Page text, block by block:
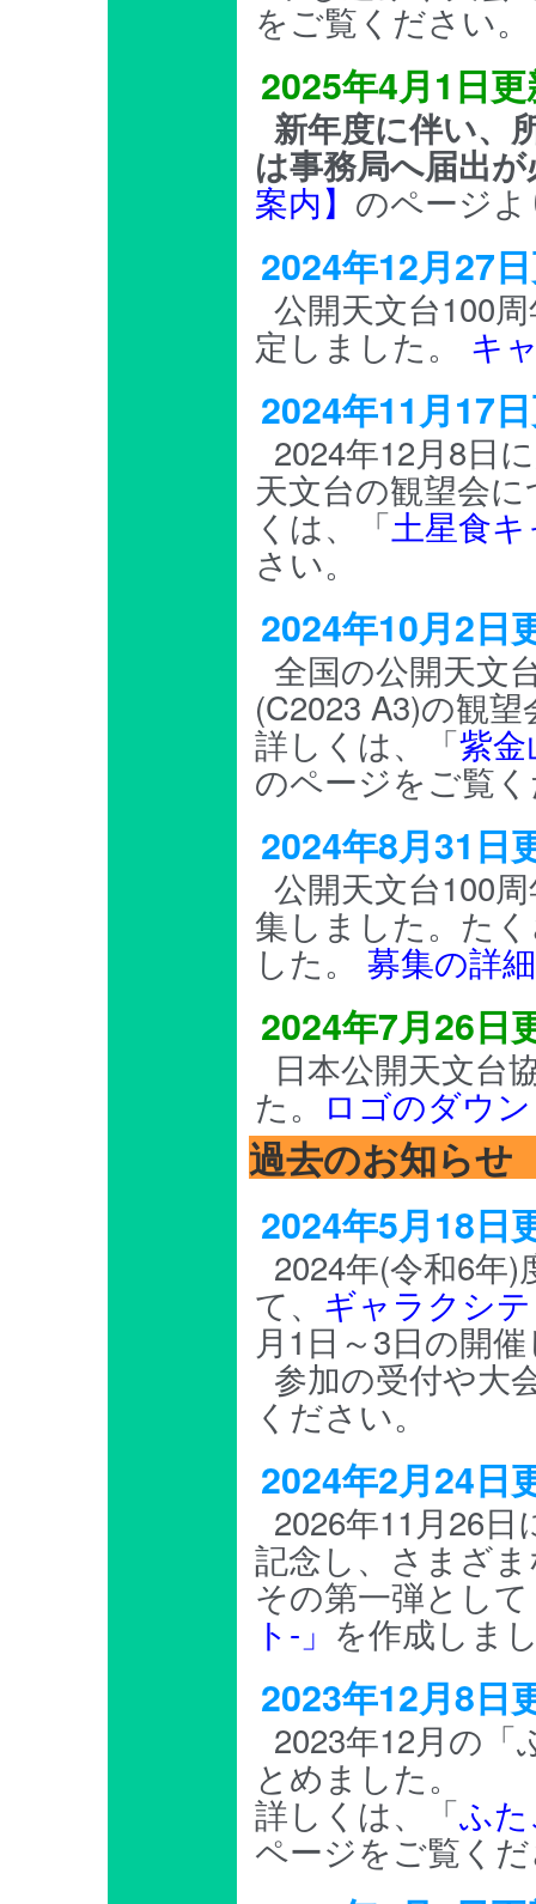
をご覧ください。
2025年4月1日
新年度に伴い、
は事務局へ届出
案内】 のページ
2024年12月27
公開天文台100
定しました。 キ
2024年11月17
2024年12月8日
天文台の観望会
くは、「土星食
さい。
2024年10月2日
全国の公開天文
(C2023 A3)の観
詳しくは、「紫
のページをご覧
2024年8月31日
公開天文台100
集しました。た
した。 募集の詳
2024年7月26日
日本公開天文台
た。 ロゴのダウ
過去のお知らせ
2024年5月18日
2024年(令和6年
て、 ギャラクシ
月1日～3日の開
参加の受付や大
ください。
2024年2月24日
2026年11月26
記念し、さまざ
その第一弾として
ト-」 を作成しま
2023年12月8日
2023年12月の
とめました。
詳しくは、「ふ
ページをご覧く